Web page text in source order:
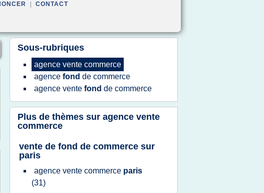
CONTACT
Sous-rubriques
agence vente commerce
agence fond de commerce
agence vente fond de commerce
Plus de thèmes sur agence vente
commerce
vente de fond de commerce sur
paris
agence vente commerce paris
(31)